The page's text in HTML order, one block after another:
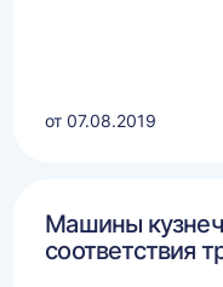
от 07.08.2019
Машины
соответствия